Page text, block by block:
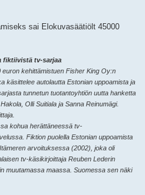
sai Elokuvasäätiölt 45000
fiktiivistä tv-sarjaa
kehittämistuen Fisher King Oy:n
käsittelee autolautta Estonian uppoamista ja
tunnetun tuotantoyhtiön uutta hanketta
Olli Suitiala ja Sanna Reinumägi.
kohua herättäneessä tv-
Fiktion puolella Estonian uppoamista
arvoituksessa (2002), joka oli
tv-käsikirjoittaja Reuben Lederin
muutamassa maassa. Suomessa sen näki